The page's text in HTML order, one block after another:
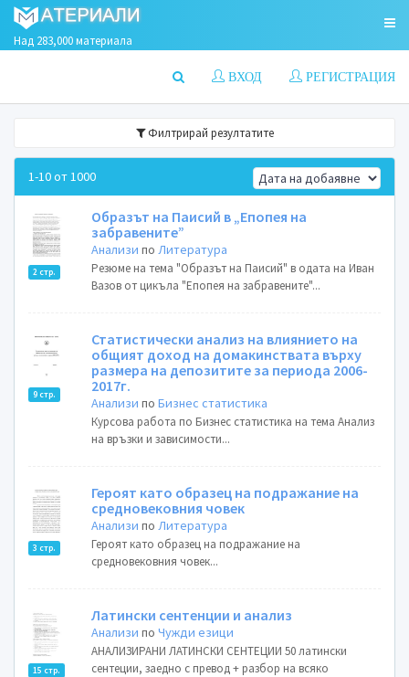
Над 283,000 материала
РЕГИСТРАЦИЯ
ВХОД
Филтрирай резултатите
1-10 от 1000
2 стр.
Образът на Паисий в „Епопея на
забравените”
Анализи поЛитература
Резюме на тема "Образът на Паисий" в одата на Иван
Вазов от цикъла "Епопея на забравените"...
9 стр.
Статистически анализ на влиянието на
общият доход на домакинствата върху
размера на депозитите за периода 2006-
2017г.
Анализи поБизнес статистика
Курсова работа по Бизнес статистика на тема Анализ
на връзки и зависимости...
3 стр.
Героят като образец на подражание на
средновековния човек
Анализи поЛитература
Героят като образец на подражание на
средновековния човек...
15 стр.
Латински сентенции и анализ
Анализи поЧужди езици
АНАЛИЗИРАНИ ЛАТИНСКИ СЕНТЕЦИИ 50 латински
сентеции, заедно с превод + разбор на всяко